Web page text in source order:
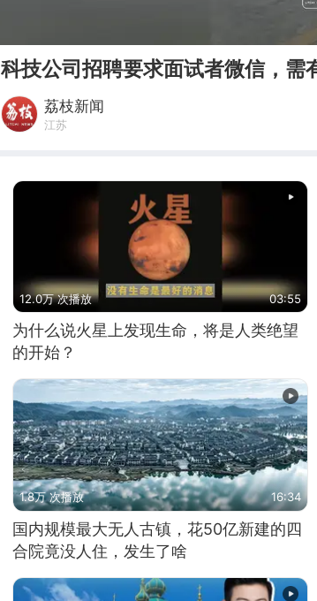
科技公司招聘要求面试者微信，
荔枝新闻
江苏
12.0万 次播放 03:55
为什么说火星上发现生命，将是人类绝望
的开始？
1.8万 次播放 16:34
国内规模最大无人古镇，花50亿新建的四
合院竟没人住，发生了啥